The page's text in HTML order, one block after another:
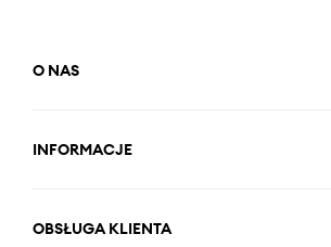
O NAS
INFORMACJE
OBSŁUGA KLIENTA